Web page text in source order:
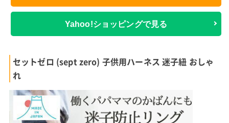
Yahoo!ショッピングで見る
セットゼロ (sept zero) 子供用ハーネス 迷子紐 おしゃ
れ